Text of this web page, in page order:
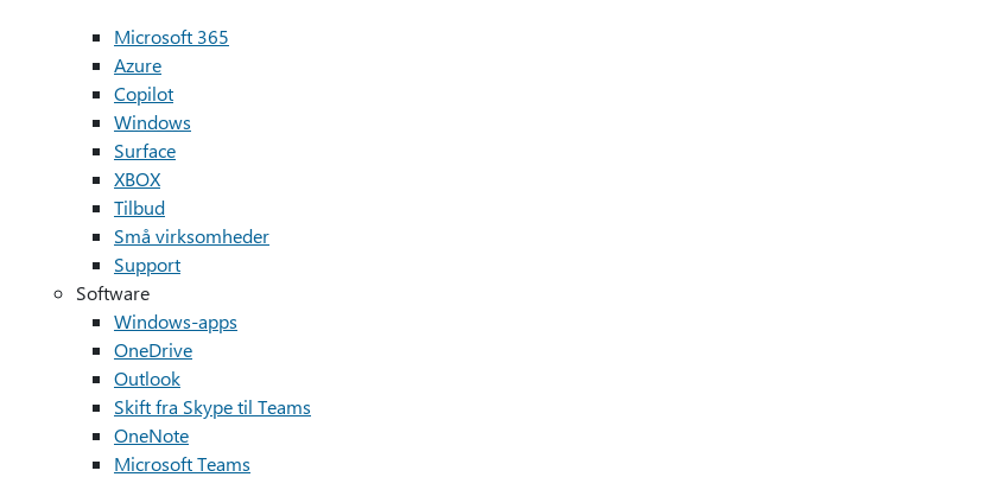
Microsoft 365
Azure
Copilot
Windows
Surface
XBOX
Tilbud
Små virksomheder
Support
Software
Windows-apps
OneDrive
Outlook
Skift fra Skype til Teams
OneNote
Microsoft Teams